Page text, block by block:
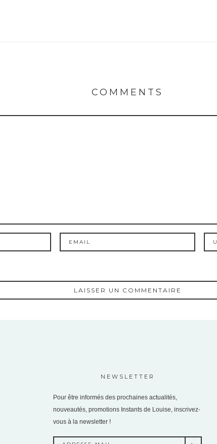
COMMENTS
NEWSLETTER
Pour être informés des prochaines actualités,
nouveautés, promotions Instants de Louise, inscrivez-
vous à la newsletter !